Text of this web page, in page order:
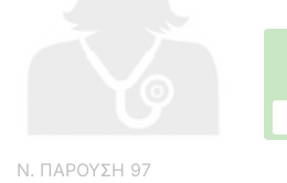
Ν. ΠΑΡΟΥΣΗ 97